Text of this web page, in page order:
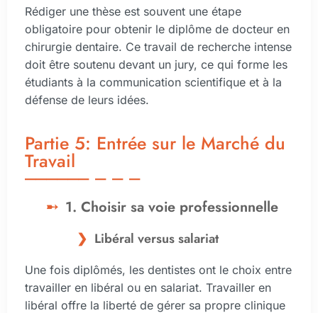
Rédiger une thèse est souvent une étape
obligatoire pour obtenir le diplôme de docteur en
chirurgie dentaire. Ce travail de recherche intense
doit être soutenu devant un jury, ce qui forme les
étudiants à la communication scientifique et à la
défense de leurs idées.
Partie 5: Entrée sur le Marché du
Travail
1. Choisir sa voie professionnelle
Libéral versus salariat
Une fois diplômés, les dentistes ont le choix entre
travailler en libéral ou en salariat. Travailler en
libéral offre la liberté de gérer sa propre clinique